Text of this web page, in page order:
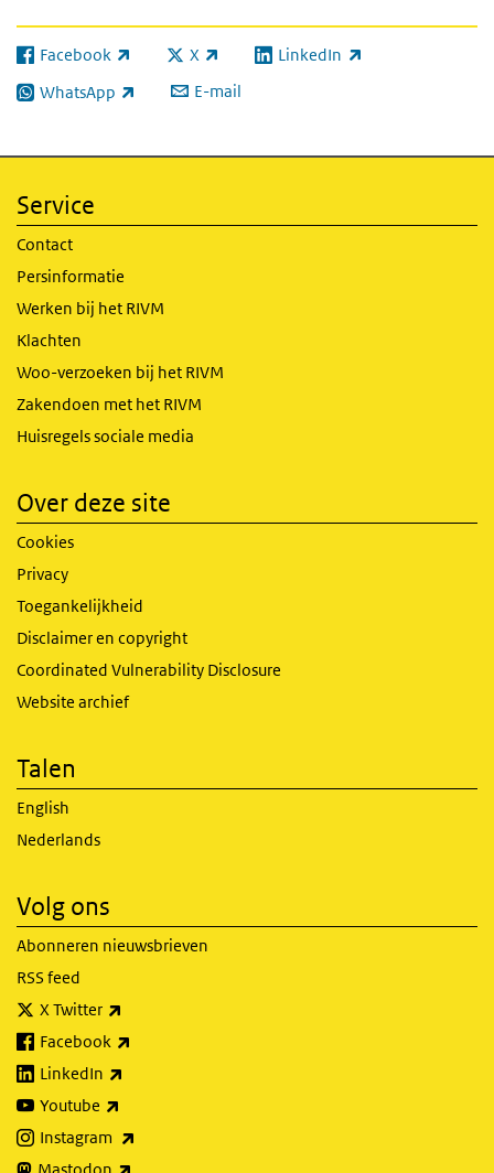
Facebook
(externe link) X
(externe link) LinkedIn
(externe link)
WhatsApp
(externe link) E-mail
Service
Contact
Persinformatie
Werken bij het RIVM
Klachten
Woo-verzoeken bij het RIVM
Zakendoen met het RIVM
Huisregels sociale media
Over deze site
Cookies
Privacy
Toegankelijkheid
Disclaimer en copyright
Coordinated Vulnerability Disclosure
Website archief
Talen
English
Nederlands
Volg ons
Abonneren nieuwsbrieven
RSS feed
X Twitter
Facebook
LinkedIn
Youtube
Instagram
Mastodon